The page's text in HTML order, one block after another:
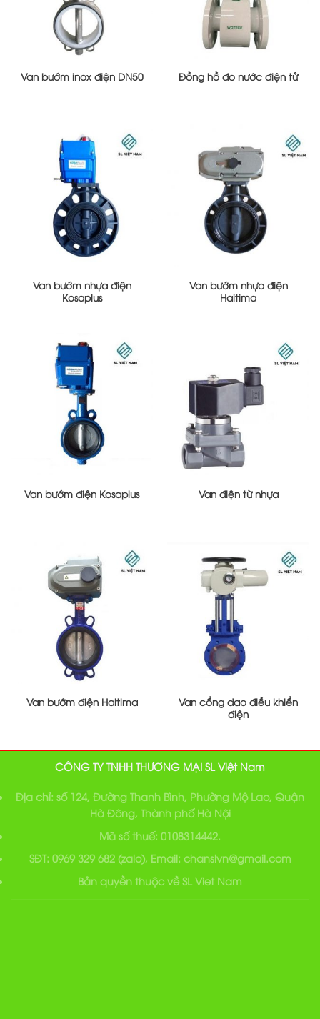
Van bướm inox điện DN50 Đồng hồ đo nước điện tử
Van bướm nhựa điện
Kosaplus
Van bướm nhựa điện
Haitima
Van bướm điện Kosaplus Van điện từ nhựa
Van bướm điện Haitima
Van cổng dao điều khiển
điện
CÔNG TY TNHH THƯƠNG MẠI SL Việt Nam
Địa chỉ: số 124, Đường Thanh Bình, Phường Mộ Lao, Quận
Hà Đông, Thành phố Hà Nội
Mã số thuế: 0108314442.
SĐT: 0969 329 682 (zalo), Email: chanslvn@gmail.com
Bản quyền thuộc về SL Viet Nam